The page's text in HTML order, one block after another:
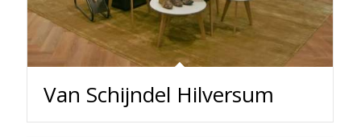
Van Schijndel Hilversum